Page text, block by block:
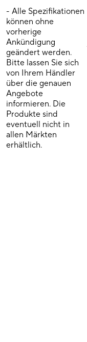
- Alle Spezifikationen
können ohne
vorherige
Ankündigung
geändert werden.
Bitte lassen Sie sich
von Ihrem Händler
über die genauen
Angebote
informieren. Die
Produkte sind
eventuell nicht in
allen Märkten
erhältlich.